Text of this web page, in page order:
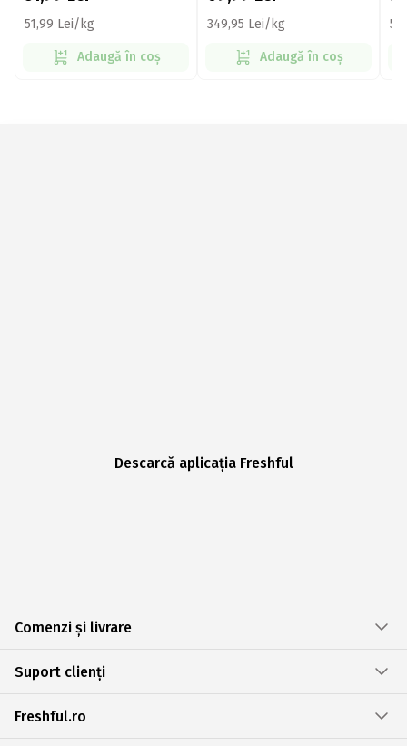
51,99 Lei/kg
Adaugă în coș
349,95 Lei/kg
Adaugă în coș
Descarcă aplicația Freshful
Comenzi și livrare
Suport clienți
Freshful.ro